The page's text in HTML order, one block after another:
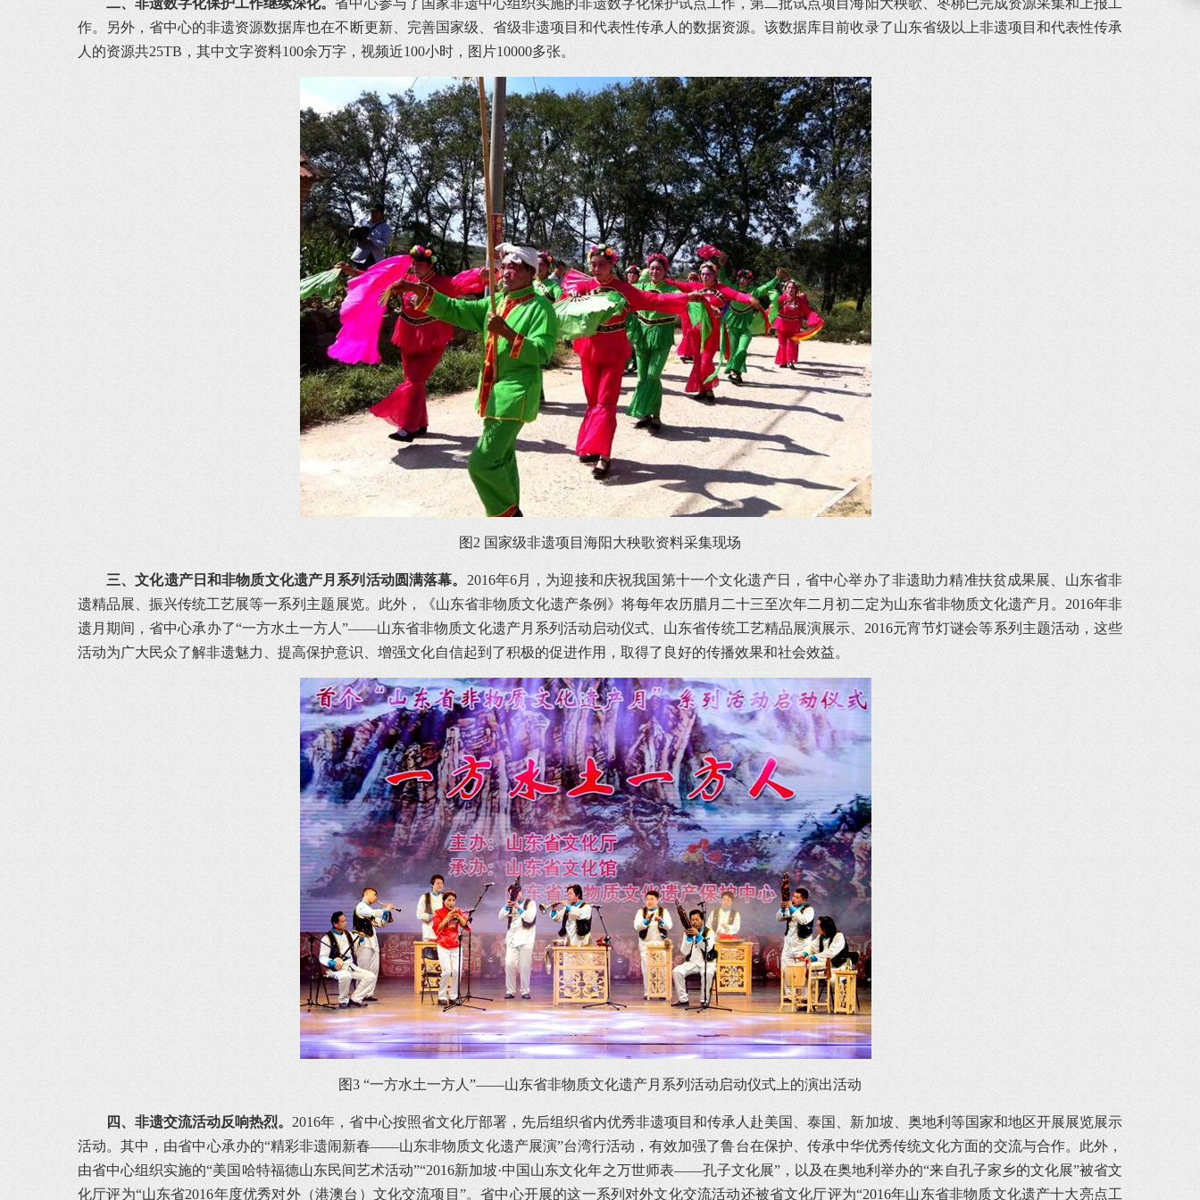
二、非遗数字化保护工作继续深化。省中心参与了国家非遗中心组织实施的非遗数字化保护试点工作，第二批试点项目海阳大秧歌、枣梆已完成资源采集和上报工
作。另外，省中心的非遗资源数据库也在不断更新、完善国家级、省级非遗项目和代表性传承人的数据资源。该数据库目前收录了山东省级以上非遗项目和代表性传承
人的资源共25TB，其中文字资料100余万字，视频近100小时，图片10000多张。
图2 国家级非遗项目海阳大秧歌资料采集现场
三、文化遗产日和非物质文化遗产月系列活动圆满落幕。 2016年6月，为迎接和庆祝我国第十一个文化遗产日，省中心举办了非遗助力精准扶贫成果展、山东省非
遗精品展、振兴传统工艺展等一系列主题展览。此外，《山东省非物质文化遗产条例》将每年农历腊月二十三至次年二月初二定为山东省非物质文化遗产月。2016年非
遗月期间，省中心承办了“一方水土一方人”——山东省非物质文化遗产月系列活动启动仪式、山东省传统工艺精品展演展示、2016元宵节灯谜会等系列主题活动，这些
活动为广大民众了解非遗魅力、提高保护意识、增强文化自信起到了积极的促进作用，取得了良好的传播效果和社会效益。
图3 “一方水土一方人”——山东省非物质文化遗产月系列活动启动仪式上的演出活动
四、非遗交流活动反响热烈。 2016年，省中心按照省文化厅部署，先后组织省内优秀非遗项目和传承人赴美国、泰国、新加坡、奥地利等国家和地区开展展览展示
活动。其中，由省中心承办的“精彩非遗闹新春——山东非物质文化遗产展演”台湾行活动，有效加强了鲁台在保护、传承中华优秀传统文化方面的交流与合作。此外，
由省中心组织实施的“美国哈特福德山东民间艺术活动”“2016新加坡·中国山东文化年之万世师表——孔子文化展”，以及在奥地利举办的“来自孔子家乡的文化展”被省文
化厅评为“山东省2016年度优秀对外（港澳台）文化交流项目”。省中心开展的这一系列对外文化交流活动还被省文化厅评为“2016年山东省非物质文化遗产十大亮点工